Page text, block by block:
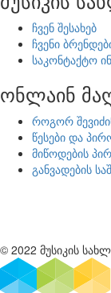
ჩვენ შესახებ
ჩვენი
საკონტაქტო
ონლაინ
როგორ
წესები და
მიწოდების
განვადების
© 2022 მუსიკის